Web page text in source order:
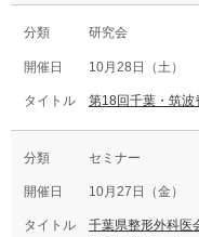
研究会
10月28日（土）
第18回千葉・筑波
セミナー
10月27日（金）
千葉県整形外科医